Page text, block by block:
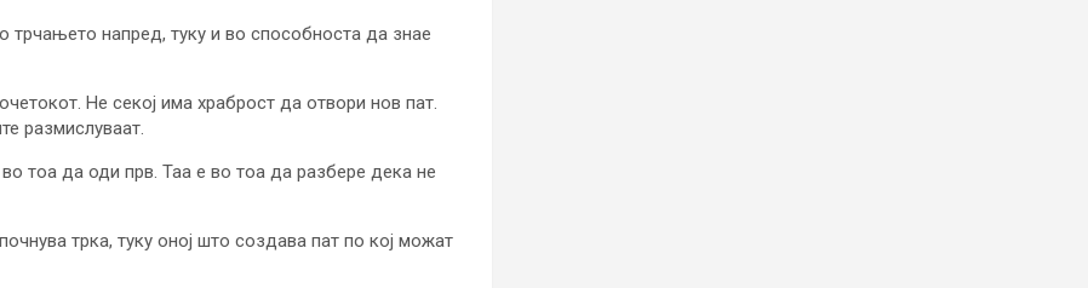
трчањето напред, туку и во способноста да знае
Не секој има храброст да отвори нов пат.
размислуваат.
тоа да оди прв. Таа е во тоа да разбере дека не
трка, туку оној што создава пат по кој можат